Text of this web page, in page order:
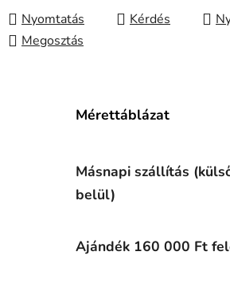
Nyomtatás Kérdés
Megosztás
Mérettáblázat
Másnapi szállítás
belül)
Ajándék 160 000 Ft